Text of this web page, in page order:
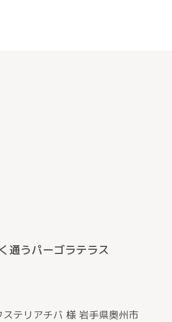
通うパーゴラテラス
テリアチバ 様 岩手県奥州市